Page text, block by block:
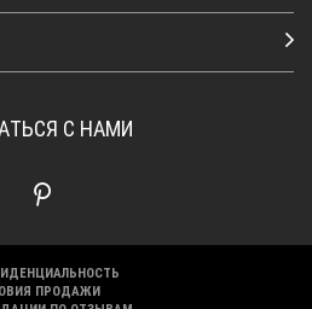
С НАМИ
ПРОДАЖИ